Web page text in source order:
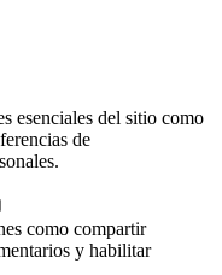
esenciales del sitio como
de
como compartir
y habilitar